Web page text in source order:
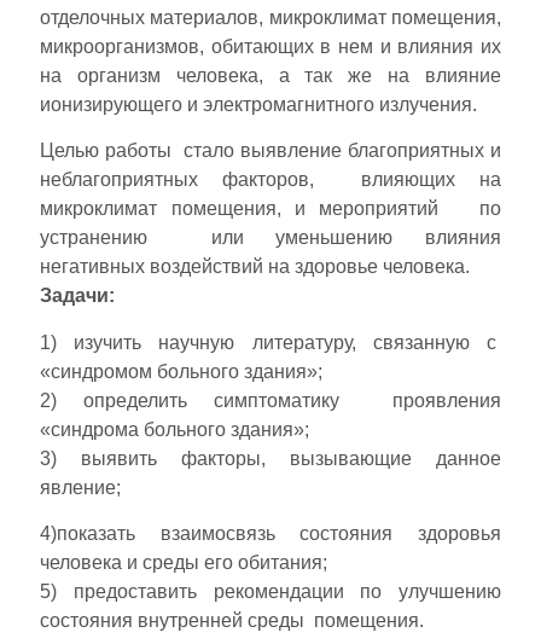
отделочных материалов, микроклимат помещения,
микроорганизмов, обитающих в нем и влияния их
на организм человека, а так же на влияние
ионизирующего и электромагнитного излучения.
Целью работы стало выявление благоприятных и
неблагоприятных факторов, влияющих на
микроклимат помещения, и мероприятий по
устранению или уменьшению влияния
негативных воздействий на здоровье человека.
Задачи:
1) изучить научную литературу, связанную с
«синдромом больного здания»;
2) определить симптоматику проявления
«синдрома больного здания»;
3) выявить факторы, вызывающие данное
явление;
4)показать взаимосвязь состояния здоровья
человека и среды его обитания;
5) предоставить рекомендации по улучшению
состояния внутренней среды помещения.